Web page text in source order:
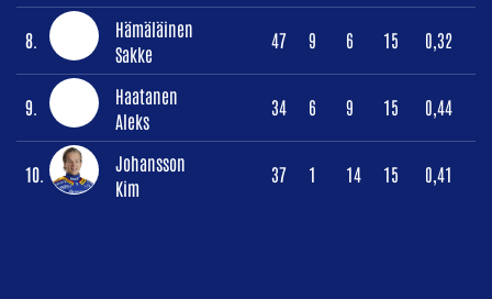
8.
Hämäläinen
Sakke
47 9 6 15 0,32
9.
Haatanen
Aleks
34 6 9 15 0,44
10.
Johansson
Kim
37 1 14 15 0,41